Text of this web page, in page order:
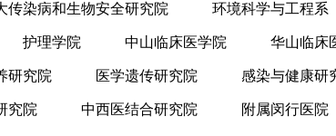
传染病和生物安全研究院 环境科学与工程系
护理学院 中山临床医学院 华山临床
研究院 医学遗传研究院 感染与健康研
究院 中西医结合研究院 附属闵行医院